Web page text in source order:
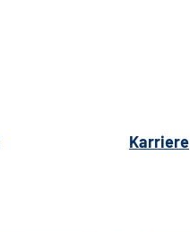
Karriere